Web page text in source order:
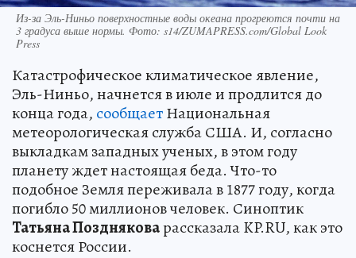
Из-за Эль-Ниньо поверхностные воды океана прогреются почти на
3 градуса выше нормы. Фото: s14/ZUMAPRESS.com/Global Look
Press
Катастрофическое климатическое явление,
Эль-Ниньо, начнется в июле и продлится до
конца года, сообщаетНациональная
метеорологическая служба США. И, согласно
выкладкам западных ученых, в этом году
планету ждет настоящая беда. Что-то
подобное Земля переживала в 1877 году, когда
погибло 50 миллионов человек. Синоптик
Татьяна Поздняковарассказала KP.RU, как это
коснется России.